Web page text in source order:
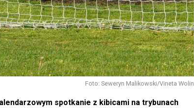
Foto: Seweryn Malikowski/Vineta Wolin
spotkanie z kibicami na trybunach